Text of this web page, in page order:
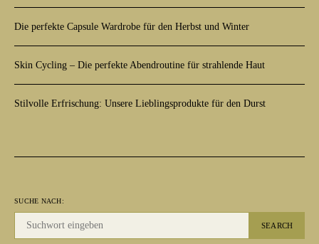
Die perfekte Capsule Wardrobe für den Herbst und Winter
Skin Cycling – Die perfekte Abendroutine für strahlende Haut
Stilvolle Erfrischung: Unsere Lieblingsprodukte für den Durst
SUCHE NACH:
SEARCH